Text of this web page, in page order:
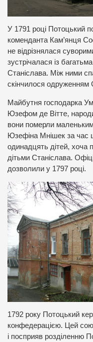
У 1791 році Потоцький
коменданта Кам’янця
не відрізнялася
зустрічалася із
Станіслава. Між ними
скінчилося одруженням
Майбутня господарка
Юзефом де Вітте,
вони померли
Юзефіна Мнішек за час
одинадцять дітей, хоча
дітьми Станіслава.
дозволили у 1797 році.
1792 року Потоцький
конфедерацією. Цей
і посприяв розділенню